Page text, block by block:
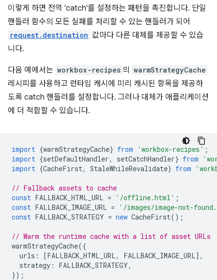
이렇게 하면 전역 'catch'를 설정하는 패턴을 촉진합니다. 단일
핸들러 함수의 모든 실패를 처리할 수 있는 핸들러가 되어
request.destination 값마다 다른 대체를 제공할 수 있습
니다.
다음 예에서는 workbox-recipes 의 warmStrategyCache
레시피를 사용하고 런타임 캐시에 미리 캐시된 항목을 제공하
도록 catch 핸들러를 설정합니다. 그러나 대체가 애플리케이션
에 더 적합할 수 있습니다.
import {warmStrategyCache} from 'workbox-recipes' ;
import {setDefaultHandler, setCatchHandler} from
import {CacheFirst, StaleWhileRevalidate} from
// Fallback assets to cache
const FALLBACK_HTML_URL = '/offline.html' ;
const FALLBACK_IMAGE_URL =
'/images/image-not-
const FALLBACK_STRATEGY = new CacheFirst();
// Warm the runtime cache with a list of asset URLs
warmStrategyCache({
urls : [FALLBACK_HTML_URL, FALLBACK_IMAGE_URL],
strategy : FALLBACK_STRATEGY,
});